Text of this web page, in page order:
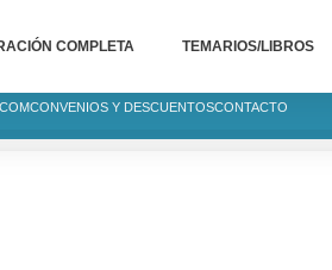
COMPLETA TEMARIOS/LIBROS
CONVENIOS Y DESCUENTOSCONTACTO